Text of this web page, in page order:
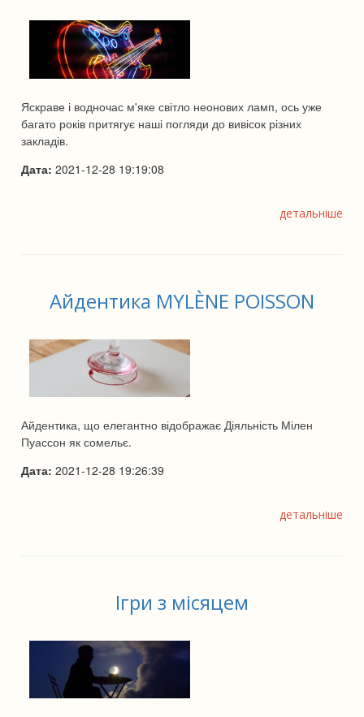
Яскраве і водночас м'яке світло неонових ламп, ось уже
багато років притягує наші погляди до вивісок різних
закладів.
Дата: 2021-12-28 19:19:08
детальніше
Айдентика MYLÈNE POISSON
Айдентика, що елегантно відображає Діяльність Мілен
Пуассон як сомельє.
Дата: 2021-12-28 19:26:39
детальніше
Ігри з місяцем